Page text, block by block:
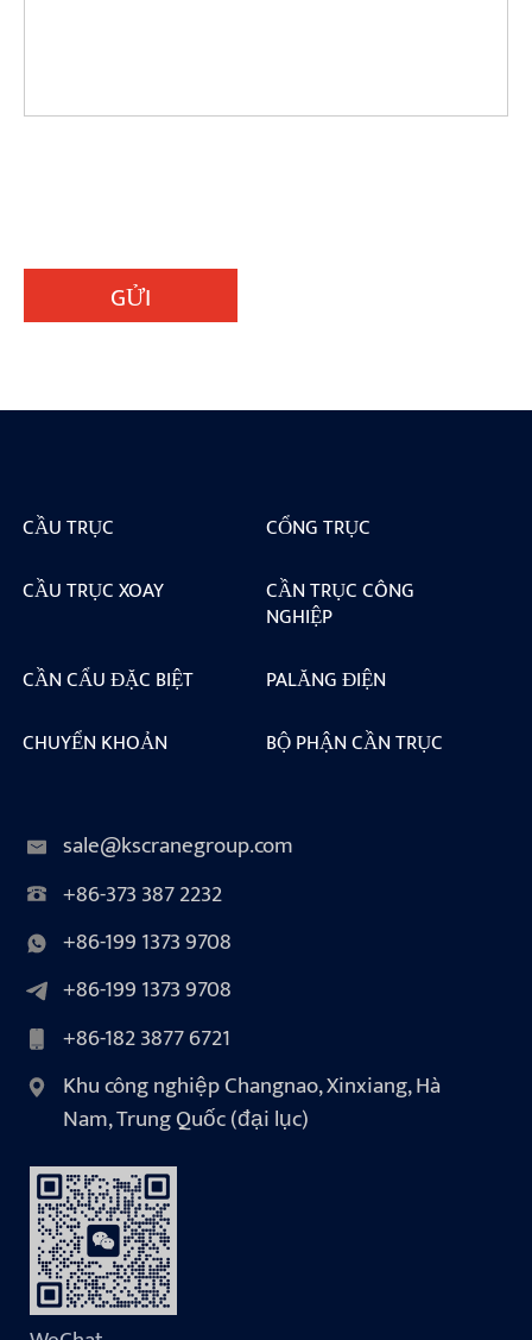
GỬI
CẦU TRỤC
CỔNG TRỤC
CẦU TRỤC XOAY
CẦN TRỤC CÔNG
NGHIỆP
CẦN CẨU ĐẶC BIỆT
PALĂNG ĐIỆN
CHUYỂN KHOẢN
BỘ PHẬN CẦN TRỤC
sale@kscranegroup.com
+86-373 387 2232
+86-199 1373 9708
+86-199 1373 9708
+86-182 3877 6721
Khu công nghiệp Changnao, Xinxiang, Hà
Nam, Trung Quốc (đại lục)